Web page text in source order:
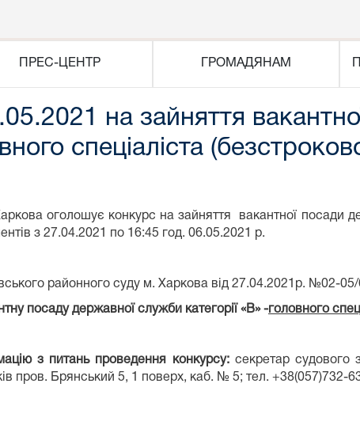
ПРЕС-ЦЕНТР ГРОМАДЯНАМ
на зайняття
спеціаліста
оголошує конкурс на зайняття вакантної посади
з 27.04.2021 по 16:45 год. 06.05.2021 р.
районного суду м. Харкова від 27.04.2021р. №02-05/
посаду державної служби категорії «В» -головного
з питань проведення конкурсу: секретар судового
пров. Брянський 5, 1 поверх, каб. № 5; тел. +38(057)732-